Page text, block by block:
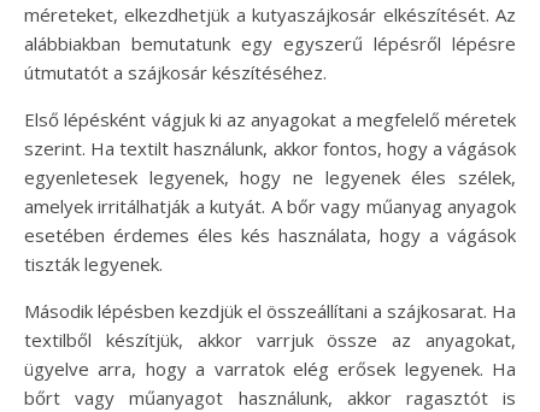
méreteket, elkezdhetjük a kutyaszájkosár elkészítését. Az
alábbiakban bemutatunk egy egyszerű lépésről lépésre
útmutatót a szájkosár készítéséhez.
Első lépésként vágjuk ki az anyagokat a megfelelő méretek
szerint. Ha textilt használunk, akkor fontos, hogy a vágások
egyenletesek legyenek, hogy ne legyenek éles szélek,
amelyek irritálhatják a kutyát. A bőr vagy műanyag anyagok
esetében érdemes éles kés használata, hogy a vágások
tiszták legyenek.
Második lépésben kezdjük el összeállítani a szájkosarat. Ha
textilből készítjük, akkor varrjuk össze az anyagokat,
ügyelve arra, hogy a varratok elég erősek legyenek. Ha
bőrt vagy műanyagot használunk, akkor ragasztót is